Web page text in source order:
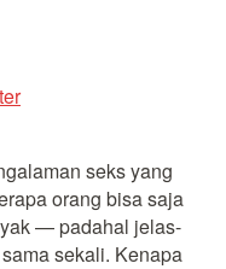
seks yang
orang bisa saja
— padahal jelas-
sekali. Kenapa